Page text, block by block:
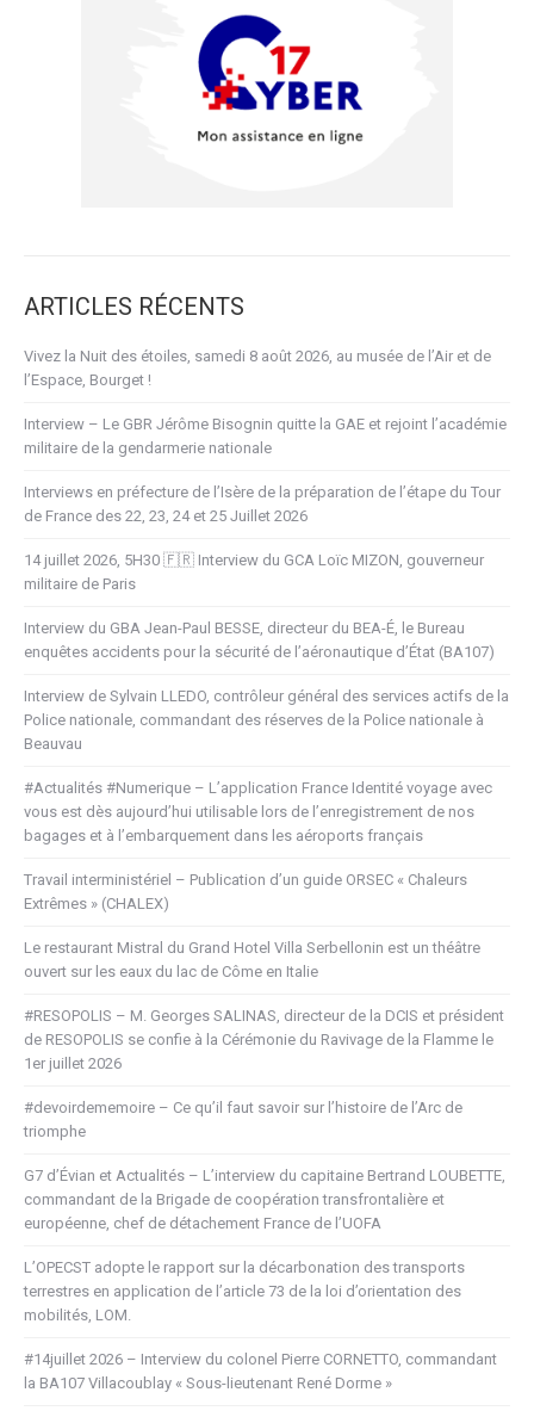
ARTICLES RÉCENTS
Vivez la Nuit des étoiles, samedi 8 août 2026, au musée de l’Air et de
l’Espace, Bourget !
Interview – Le GBR Jérôme Bisognin quitte la GAE et rejoint l’académie
militaire de la gendarmerie nationale
Interviews en préfecture de l’Isère de la préparation de l’étape du Tour
de France des 22, 23, 24 et 25 Juillet 2026
14 juillet 2026, 5H30 🇫🇷 Interview du GCA Loïc MIZON, gouverneur
militaire de Paris
Interview du GBA Jean-Paul BESSE, directeur du BEA-É, le Bureau
enquêtes accidents pour la sécurité de l’aéronautique d’État (BA107)
Interview de Sylvain LLEDO, contrôleur général des services actifs de la
Police nationale, commandant des réserves de la Police nationale à
Beauvau
#Actualités #Numerique – L’application France Identité voyage avec
vous est dès aujourd’hui utilisable lors de l’enregistrement de nos
bagages et à l’embarquement dans les aéroports français
Travail interministériel – Publication d’un guide ORSEC « Chaleurs
Extrêmes » (CHALEX)
Le restaurant Mistral du Grand Hotel Villa Serbellonin est un théâtre
ouvert sur les eaux du lac de Côme en Italie
#RESOPOLIS – M. Georges SALINAS, directeur de la DCIS et président
de RESOPOLIS se confie à la Cérémonie du Ravivage de la Flamme le
1er juillet 2026
#devoirdememoire – Ce qu’il faut savoir sur l’histoire de l’Arc de
triomphe
G7 d’Évian et Actualités – L’interview du capitaine Bertrand LOUBETTE,
commandant de la Brigade de coopération transfrontalière et
européenne, chef de détachement France de l’UOFA
L’OPECST adopte le rapport sur la décarbonation des transports
terrestres en application de l’article 73 de la loi d’orientation des
mobilités, LOM.
#14juillet 2026 – Interview du colonel Pierre CORNETTO, commandant
la BA107 Villacoublay « Sous-lieutenant René Dorme »